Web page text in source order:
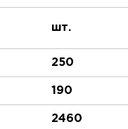
шт.
250
190
2460